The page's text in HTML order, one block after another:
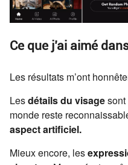
Ce que j’ai aimé
Les résultats m’ont
Lesdétails du visage
monde reste
aspect artificiel.
Mieux encore, les